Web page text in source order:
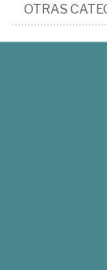
OTRAS